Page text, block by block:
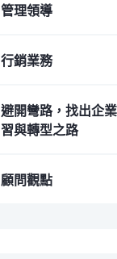
管理領導
行銷業務
避開彎路，找出企
習與轉型之路
顧問觀點